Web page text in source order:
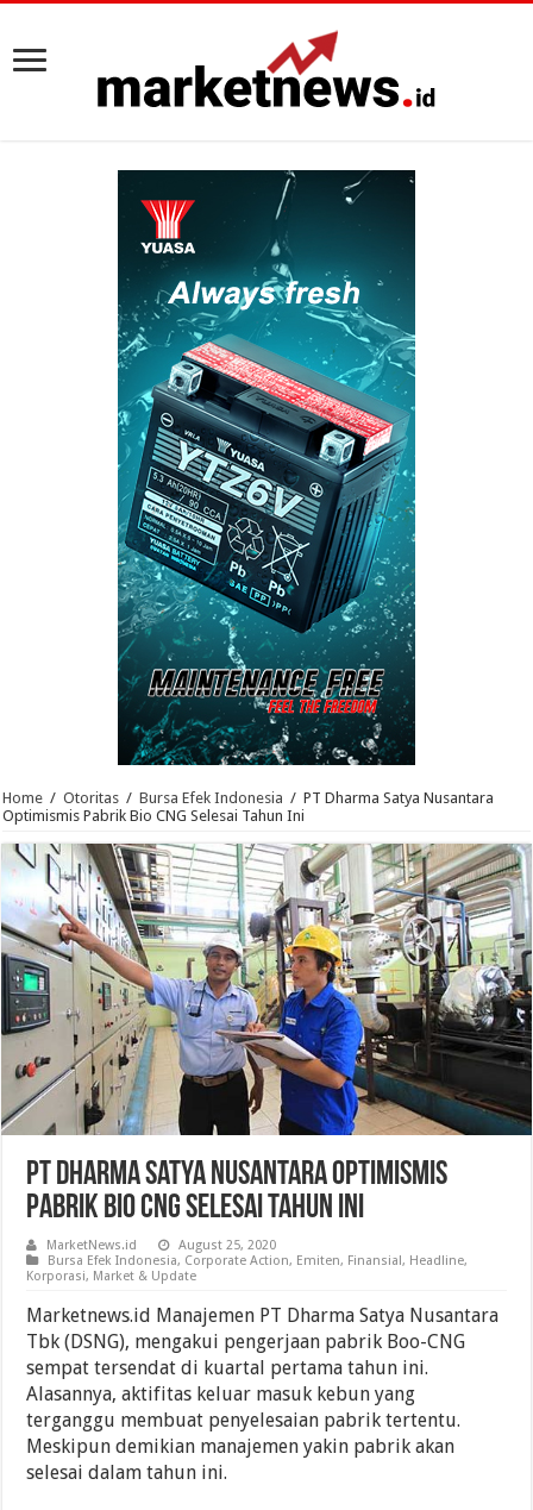
Home / Otoritas / Bursa Efek Indonesia / PT Dharma Satya Nusantara
Optimismis Pabrik Bio CNG Selesai Tahun Ini
PT Dharma Satya Nusantara Optimismis
Pabrik Bio CNG Selesai Tahun Ini
MarketNews.id
August 25, 2020
Bursa Efek Indonesia, Corporate Action, Emiten, Finansial, Headline,
Korporasi, Market & Update
Marketnews.id Manajemen PT Dharma Satya Nusantara
Tbk (DSNG), mengakui pengerjaan pabrik Boo-CNG
sempat tersendat di kuartal pertama tahun ini.
Alasannya, aktifitas keluar masuk kebun yang
terganggu membuat penyelesaian pabrik tertentu.
Meskipun demikian manajemen yakin pabrik akan
selesai dalam tahun ini.